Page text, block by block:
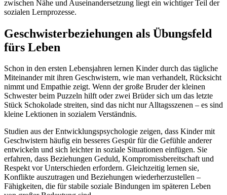
zwischen Nähe und Auseinandersetzung liegt ein wichtiger Teil der
sozialen Lernprozesse.
Geschwisterbeziehungen als Übungsfeld
fürs Leben
Schon in den ersten Lebensjahren lernen Kinder durch das tägliche
Miteinander mit ihren Geschwistern, wie man verhandelt, Rücksicht
nimmt und Empathie zeigt. Wenn der große Bruder der kleinen
Schwester beim Puzzeln hilft oder zwei Brüder sich um das letzte
Stück Schokolade streiten, sind das nicht nur Alltagsszenen – es sind
kleine Lektionen in sozialem Verständnis.
Studien aus der Entwicklungspsychologie zeigen, dass Kinder mit
Geschwistern häufig ein besseres Gespür für die Gefühle anderer
entwickeln und sich leichter in soziale Situationen einfügen. Sie
erfahren, dass Beziehungen Geduld, Kompromissbereitschaft und
Respekt vor Unterschieden erfordern. Gleichzeitig lernen sie,
Konflikte auszutragen und Beziehungen wiederherzustellen –
Fähigkeiten, die für stabile soziale Bindungen im späteren Leben